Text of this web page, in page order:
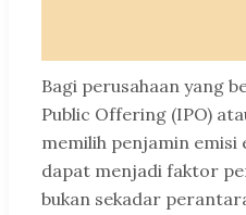
Bagi perusahaan yang
Public Offering (IPO)
memilih penjamin emisi
dapat menjadi faktor
bukan sekadar